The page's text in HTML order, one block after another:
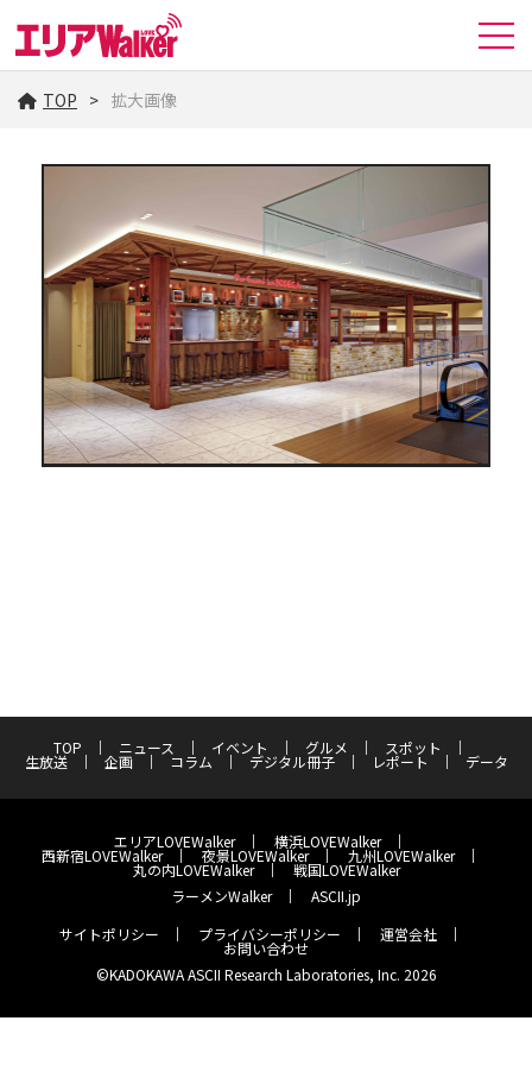
TOP 拡大画像
TOP ニュース イベント グルメ スポット
生放送 企画 コラム デジタル冊子 レポート データ
エリアLOVEWalker 横浜LOVEWalker
西新宿LOVEWalker 夜景LOVEWalker 九州LOVEWalker
丸の内LOVEWalker
戦国LOVEWalker
ラーメンWalker
ASCII.jp
サイトポリシー
プライバシーポリシー 運営会社
お問い合わせ
©KADOKAWA ASCII Research Laboratories, Inc. 2026